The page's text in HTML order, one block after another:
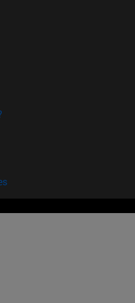
en nueva ventana)
en nueva ventana)